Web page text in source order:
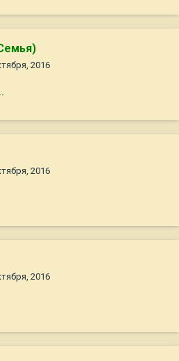
2016
2016
2016